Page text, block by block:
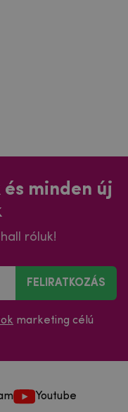
minden új
róluk!
FELIRATKOZÁS
marketing célú
Youtube